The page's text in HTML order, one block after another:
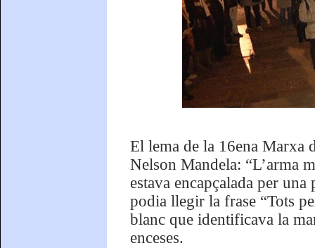
El lema de la 16ena Marxa
Nelson Mandela: “L’arma
estava encapçalada per
podia llegir la frase “Tots
blanc que identificava la
enceses.